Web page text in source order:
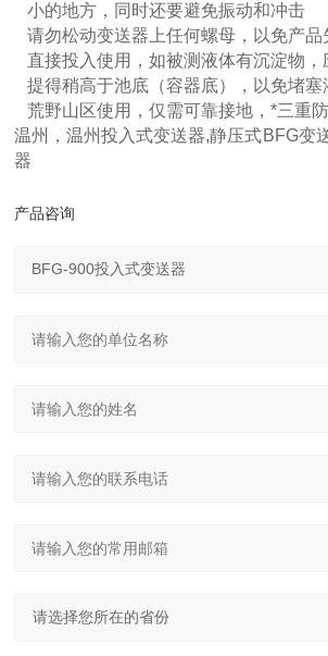
小的地方，同时还要避免振动和冲
请勿松动变送器上任何螺母，以免
直接投入使用，如被测液体有沉淀
提得稍高于池底（容器底），以免
荒野山区使用，仅需可靠接地，*三重防
温州，温州投入式变送器,静压式BFG变
器
产品咨询